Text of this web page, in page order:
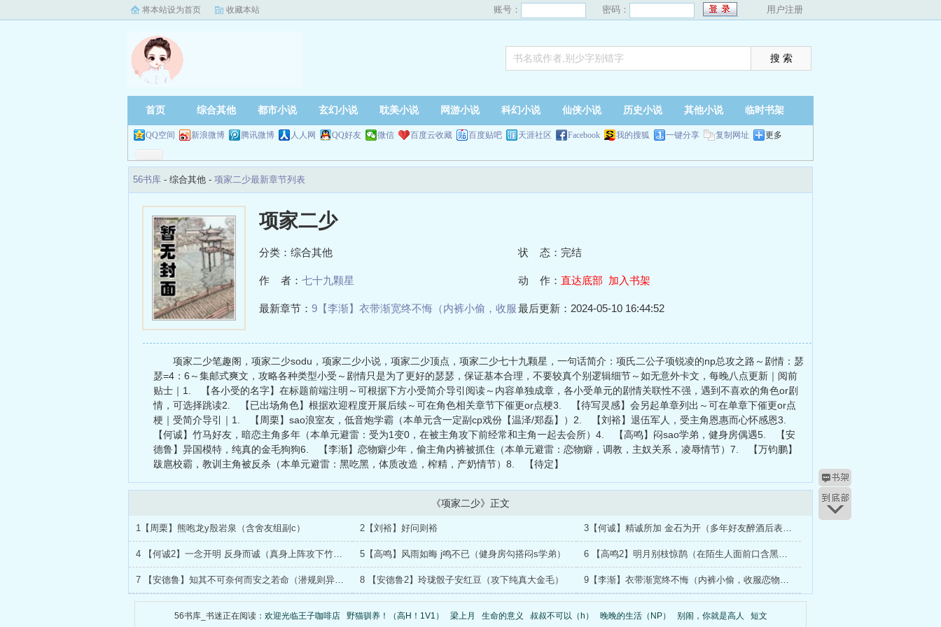
将本站设为首页 收藏本站 账号： 密码： 用户注册
首页 综合其他 都市小说 玄幻小说 耽美小说 网游小说 科幻小说 仙侠小说 历史小说 其他小说 临时书架
QQ空间 新浪微博 腾讯微博 人人网 QQ好友 微信 百度云收藏 百度贴吧 天涯社区 Facebook 我的搜狐 一键分享 复制网址 更多
56书库 - 综合其他 - 项家二少最新章节列表
项家二少
分类：综合其他 状 态：完结
作 者： 七十九颗星 动 作： 直达底部 加入书架
最新章节： 9【李渐】衣带渐宽终不悔（内裤小偷，收服 最后更新：2024-05-10 16:44:52
项家二少笔趣阁，项家二少sodu，项家二少小说，项家二少顶点，项家二少七十九颗星，一句话简介：项氏二公子项锐凌的np总攻之路～剧情：瑟
瑟=4：6～集邮式爽文，攻略各种类型小受～剧情只是为了更好的瑟瑟，保证基本合理，不要较真个别逻辑细节～如无意外卡文，每晚八点更新｜阅前
贴士｜1. 【各小受的名字】在标题前端注明～可根据下方小受简介导引阅读～内容单独成章，各小受单元的剧情关联性不强，遇到不喜欢的角色or剧
情，可选择跳读2. 【已出场角色】根据欢迎程度开展后续～可在角色相关章节下催更or点梗3. 【待写灵感】会另起单章列出～可在单章下催更or点
梗｜受简介导引｜1. 【周栗】sao浪室友，低音炮学霸（本单元含一定副cp戏份【温泽/郑磊】）2. 【刘裕】退伍军人，受主角恩惠而心怀感恩3.
【何诚】竹马好友，暗恋主角多年（本单元避雷：受为1变0，在被主角攻下前经常和主角一起去会所）4. 【高鸣】闷sao学弟，健身房偶遇5. 【安
德鲁】异国模特，纯真的金毛狗狗6. 【李渐】恋物癖少年，偷主角内裤被抓住（本单元避雷：恋物癖，调教，主奴关系，凌辱情节）7. 【万钧鹏】
跋扈校霸，教训主角被反杀（本单元避雷：黑吃黑，体质改造，榨精，产奶情节）8. 【待定】
《项家二少》正文
1【周栗】熊咆龙y殷岩泉（含舍友组副c） 2【刘裕】好问则裕 3【何诚】精诚所加 金石为开（多年好友醉酒后表白）
4 【何诚2】一念开明 反身而诚（真身上阵攻下竹马兄弟） 5【高鸣】风雨如晦 j鸣不已（健身房勾搭闷s学弟） 6 【高鸣2】明月别枝惊鹊（在陌生人面前口含黑袜）
7 【安德鲁】知其不可奈何而安之若命（潜规则异国模特） 8 【安德鲁2】玲珑骰子安红豆（攻下纯真大金毛） 9【李渐】衣带渐宽终不悔（内裤小偷，收服恋物犬）
56书库_书迷正在阅读： 欢迎光临王子咖啡店 野猫驯养！（高H！1V1） 梁上月 生命的意义 叔叔不可以（h） 晚晚的生活（NP） 别闹，你就是高人
短文